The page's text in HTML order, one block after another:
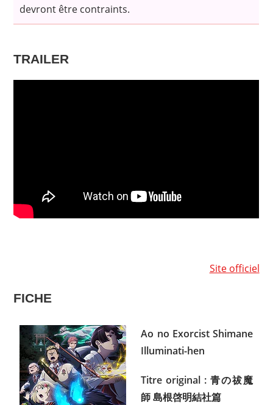
devront être contraints.
TRAILER
Site officiel
FICHE
Ao no Exorcist Shimane
Illuminati-hen
Titre original : 青の祓魔
師 島根啓明結社篇